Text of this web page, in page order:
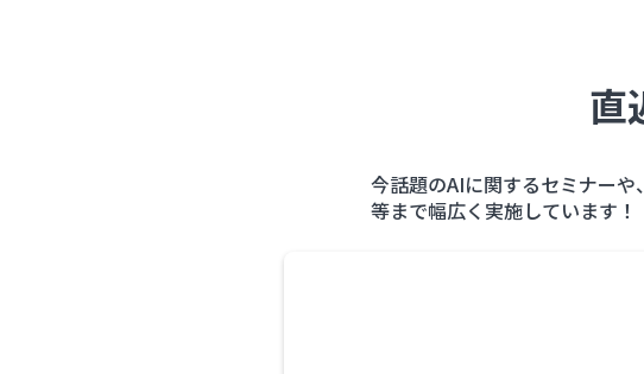
直
今話題のAIに関するセミナー
等まで幅広く実施しています！